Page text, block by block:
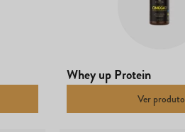
Whey up Protein
Ver produto